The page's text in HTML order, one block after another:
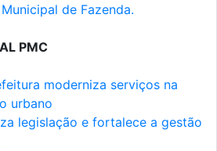
de Fazenda.
PMC
moderniza serviços na
urbano
legislação e fortalece a gestão